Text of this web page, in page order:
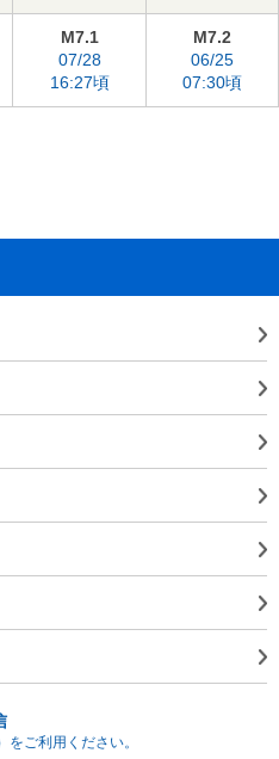
M7.1
07/28
16:27頃
M7.2
06/25
07:30頃
ご利用ください。